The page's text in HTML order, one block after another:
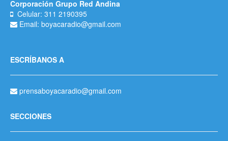
Corporación Grupo Red Andina
Celular: 311 2190395
Email: boyacaradio@gmail.com
ESCRÍBANOS A
prensaboyacaradio@gmail.com
SECCIONES